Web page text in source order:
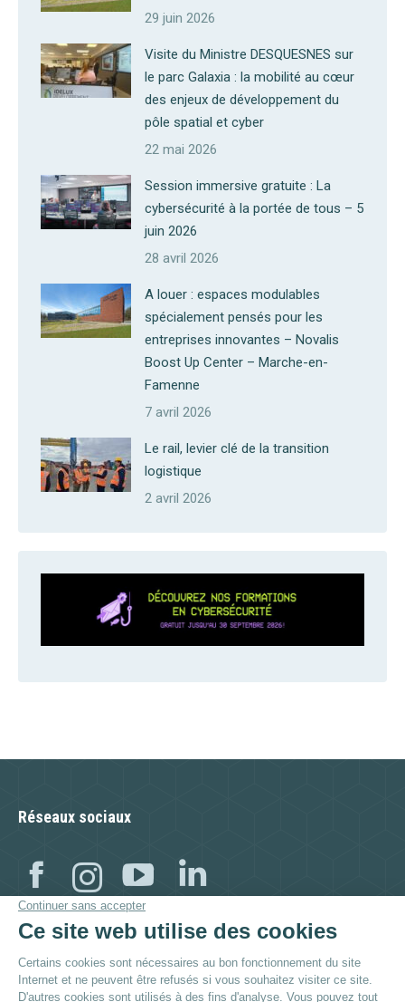
29 juin 2026
Visite du Ministre DESQUESNES sur
le parc Galaxia : la mobilité au cœur
des enjeux de développement du
pôle spatial et cyber
22 mai 2026
Session immersive gratuite : La
cybersécurité à la portée de tous – 5
juin 2026
28 avril 2026
A louer : espaces modulables
spécialement pensés pour les
entreprises innovantes – Novalis
Boost Up Center – Marche-en-
Famenne
7 avril 2026
Le rail, levier clé de la transition
logistique
2 avril 2026
Réseaux sociaux
Facebook
Instagram
YouTube
Visitez aussi :